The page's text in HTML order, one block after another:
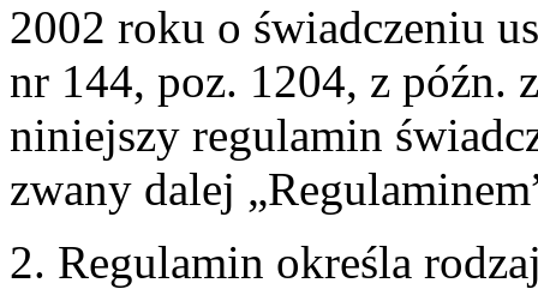
2002 roku o świadczeniu
nr 144, poz. 1204, z późn.
niniejszy regulamin
zwany dalej
2. Regulamin określa